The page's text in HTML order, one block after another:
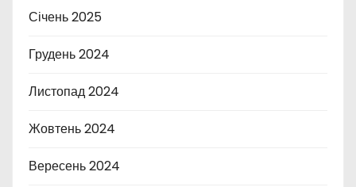
Січень 2025
Грудень 2024
Листопад 2024
Жовтень 2024
Вересень 2024